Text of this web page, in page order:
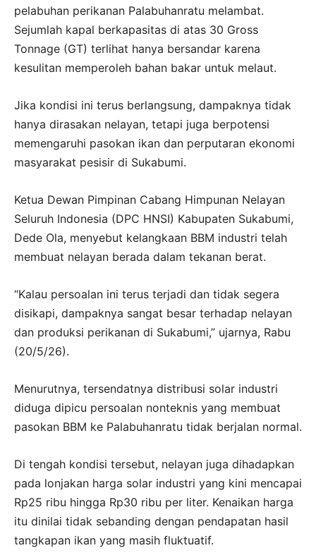
pelabuhan perikanan Palabuhanratu melambat.
Sejumlah kapal berkapasitas di atas 30 Gross
Tonnage (GT) terlihat hanya bersandar karena
kesulitan memperoleh bahan bakar untuk melaut.
Jika kondisi ini terus berlangsung, dampaknya tidak
hanya dirasakan nelayan, tetapi juga berpotensi
memengaruhi pasokan ikan dan perputaran ekonomi
masyarakat pesisir di Sukabumi.
Ketua Dewan Pimpinan Cabang Himpunan Nelayan
Seluruh Indonesia (DPC HNSI) Kabupaten Sukabumi,
Dede Ola, menyebut kelangkaan BBM industri telah
membuat nelayan berada dalam tekanan berat.
“Kalau persoalan ini terus terjadi dan tidak segera
disikapi, dampaknya sangat besar terhadap nelayan
dan produksi perikanan di Sukabumi,” ujarnya, Rabu
(20/5/26).
Menurutnya, tersendatnya distribusi solar industri
diduga dipicu persoalan nonteknis yang membuat
pasokan BBM ke Palabuhanratu tidak berjalan normal.
Di tengah kondisi tersebut, nelayan juga dihadapkan
pada lonjakan harga solar industri yang kini mencapai
Rp25 ribu hingga Rp30 ribu per liter. Kenaikan harga
itu dinilai tidak sebanding dengan pendapatan hasil
tangkapan ikan yang masih fluktuatif.